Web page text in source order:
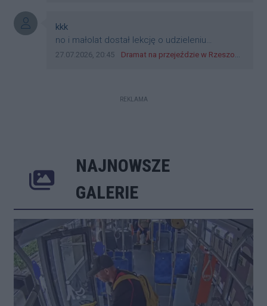
Autor komentarza:
kkk
Treść komentarza:
no i małolat dostał lekcję o udzieleniu
pierwszeństwa
Data dodania komentarza:
27.07.2026, 20:45 Źródło komentarza:
Dramat na przejeździe w Rzeszowie. 16-latek na hulajnodze wjechał wprost pod szynobus
REKLAMA
NAJNOWSZE
GALERIE